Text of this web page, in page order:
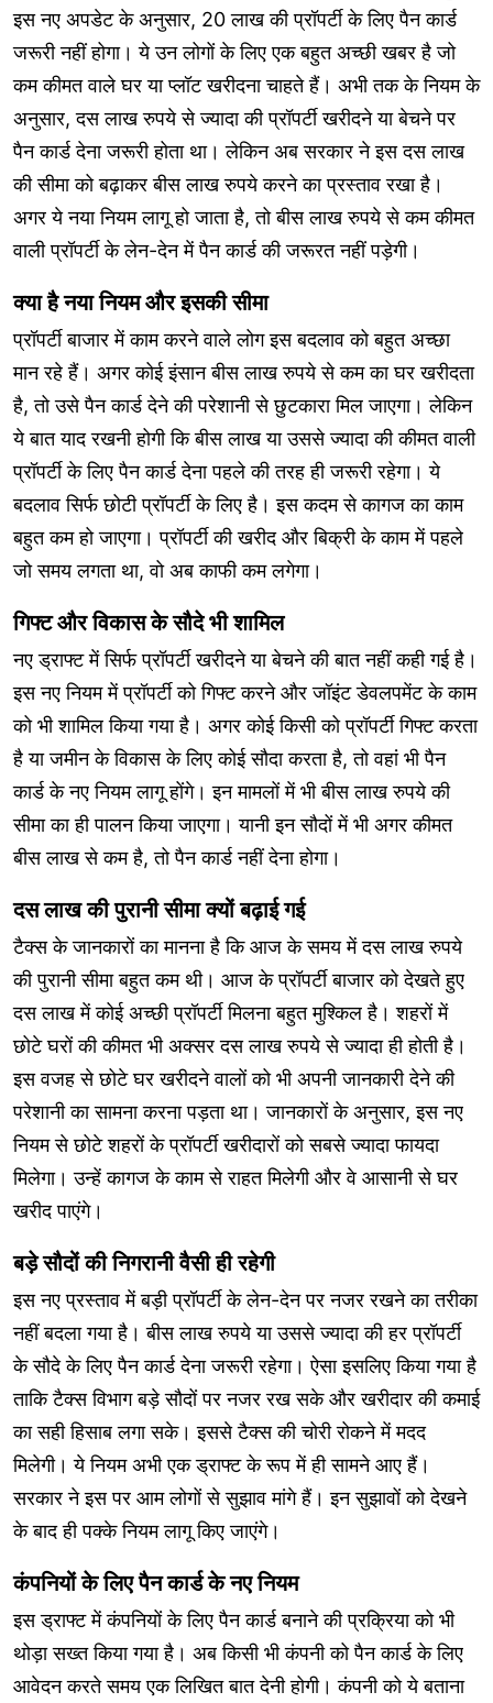
इस नए अपडेट के अनुसार, 20 लाख की प्रॉपर्टी के लिए पैन कार्ड
जरूरी नहीं होगा। ये उन लोगों के लिए एक बहुत अच्छी खबर है जो
कम कीमत वाले घर या प्लॉट खरीदना चाहते हैं। अभी तक के नियम के
अनुसार, दस लाख रुपये से ज्यादा की प्रॉपर्टी खरीदने या बेचने पर
पैन कार्ड देना जरूरी होता था। लेकिन अब सरकार ने इस दस लाख
की सीमा को बढ़ाकर बीस लाख रुपये करने का प्रस्ताव रखा है।
अगर ये नया नियम लागू हो जाता है, तो बीस लाख रुपये से कम कीमत
वाली प्रॉपर्टी के लेन-देन में पैन कार्ड की जरूरत नहीं पड़ेगी।
क्या है नया नियम और इसकी सीमा
प्रॉपर्टी बाजार में काम करने वाले लोग इस बदलाव को बहुत अच्छा
मान रहे हैं। अगर कोई इंसान बीस लाख रुपये से कम का घर खरीदता
है, तो उसे पैन कार्ड देने की परेशानी से छुटकारा मिल जाएगा। लेकिन
ये बात याद रखनी होगी कि बीस लाख या उससे ज्यादा की कीमत वाली
प्रॉपर्टी के लिए पैन कार्ड देना पहले की तरह ही जरूरी रहेगा। ये
बदलाव सिर्फ छोटी प्रॉपर्टी के लिए है। इस कदम से कागज का काम
बहुत कम हो जाएगा। प्रॉपर्टी की खरीद और बिक्री के काम में पहले
जो समय लगता था, वो अब काफी कम लगेगा।
गिफ्ट और विकास के सौदे भी शामिल
नए ड्राफ्ट में सिर्फ प्रॉपर्टी खरीदने या बेचने की बात नहीं कही गई है।
इस नए नियम में प्रॉपर्टी को गिफ्ट करने और जॉइंट डेवलपमेंट के काम
को भी शामिल किया गया है। अगर कोई किसी को प्रॉपर्टी गिफ्ट करता
है या जमीन के विकास के लिए कोई सौदा करता है, तो वहां भी पैन
कार्ड के नए नियम लागू होंगे। इन मामलों में भी बीस लाख रुपये की
सीमा का ही पालन किया जाएगा। यानी इन सौदों में भी अगर कीमत
बीस लाख से कम है, तो पैन कार्ड नहीं देना होगा।
दस लाख की पुरानी सीमा क्यों बढ़ाई गई
टैक्स के जानकारों का मानना है कि आज के समय में दस लाख रुपये
की पुरानी सीमा बहुत कम थी। आज के प्रॉपर्टी बाजार को देखते हुए
दस लाख में कोई अच्छी प्रॉपर्टी मिलना बहुत मुश्किल है। शहरों में
छोटे घरों की कीमत भी अक्सर दस लाख रुपये से ज्यादा ही होती है।
इस वजह से छोटे घर खरीदने वालों को भी अपनी जानकारी देने की
परेशानी का सामना करना पड़ता था। जानकारों के अनुसार, इस नए
नियम से छोटे शहरों के प्रॉपर्टी खरीदारों को सबसे ज्यादा फायदा
मिलेगा। उन्हें कागज के काम से राहत मिलेगी और वे आसानी से घर
खरीद पाएंगे।
बड़े सौदों की निगरानी वैसी ही रहेगी
इस नए प्रस्ताव में बड़ी प्रॉपर्टी के लेन-देन पर नजर रखने का तरीका
नहीं बदला गया है। बीस लाख रुपये या उससे ज्यादा की हर प्रॉपर्टी
के सौदे के लिए पैन कार्ड देना जरूरी रहेगा। ऐसा इसलिए किया गया है
ताकि टैक्स विभाग बड़े सौदों पर नजर रख सके और खरीदार की कमाई
का सही हिसाब लगा सके। इससे टैक्स की चोरी रोकने में मदद
मिलेगी। ये नियम अभी एक ड्राफ्ट के रूप में ही सामने आए हैं।
सरकार ने इस पर आम लोगों से सुझाव मांगे हैं। इन सुझावों को देखने
के बाद ही पक्के नियम लागू किए जाएंगे।
कंपनियों के लिए पैन कार्ड के नए नियम
इस ड्राफ्ट में कंपनियों के लिए पैन कार्ड बनाने की प्रक्रिया को भी
थोड़ा सख्त किया गया है। अब किसी भी कंपनी को पैन कार्ड के लिए
आवेदन करते समय एक लिखित बात देनी होगी। कंपनी को ये बताना